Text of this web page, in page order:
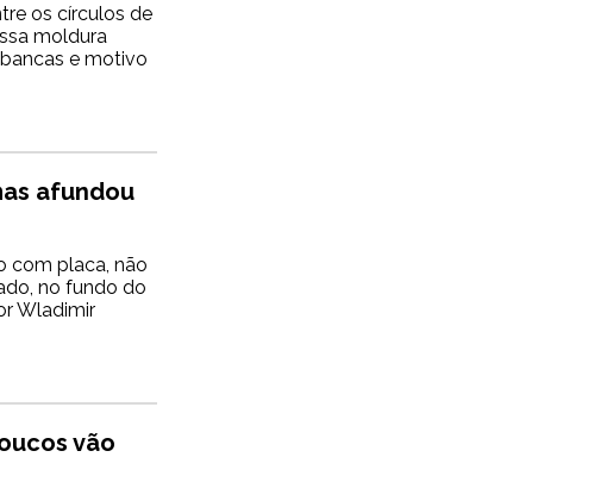
os círculos de
moldura
e motivo
afundou
com placa, não
no fundo do
Wladimir
vão